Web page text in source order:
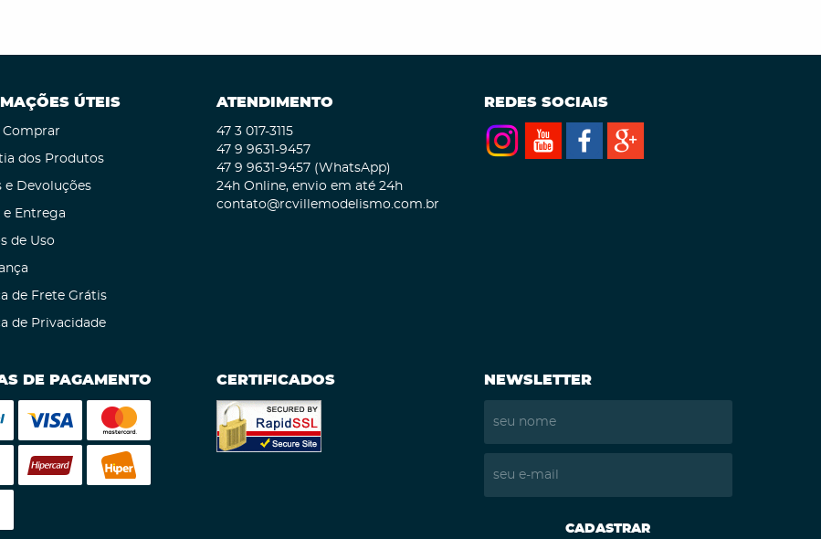
ÚTEIS
dos Produtos
e Devoluções
e Entrega
de Uso
de Frete Grátis
de Privacidade
ATENDIMENTO
47 3 017-3115
47 9 9631-9457
47 9 9631-9457 (WhatsApp)
24h Online, envio em até 24h
contato@rcvillemodelismo.com.br
REDES SOCIAIS
DE PAGAMENTO CERTIFICADOS NEWSLETTER
CADASTRAR